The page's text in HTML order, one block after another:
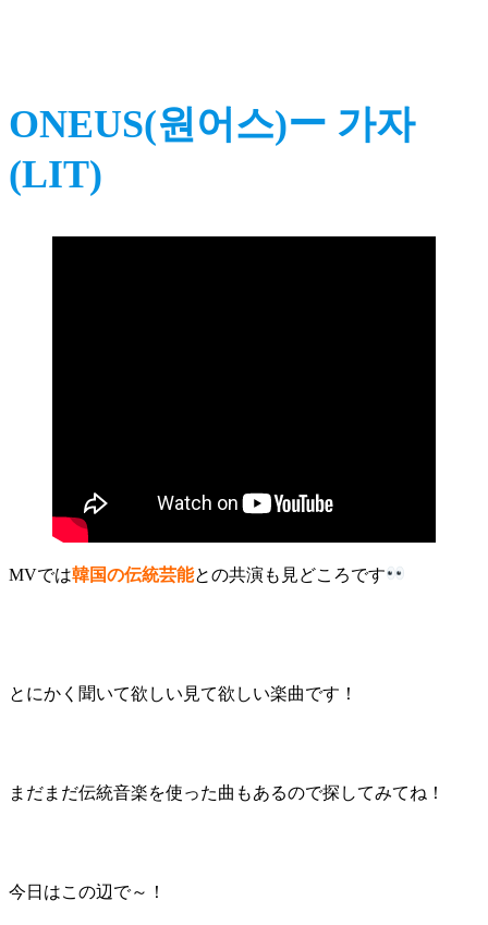
ONEUS(원어스)ー 가자
(LIT)
MVでは韓国の伝統芸能との共演も見どころです
とにかく聞いて欲しい見て欲しい楽曲です！
まだまだ伝統音楽を使った曲もあるので探してみてね！
今日はこの辺で～！